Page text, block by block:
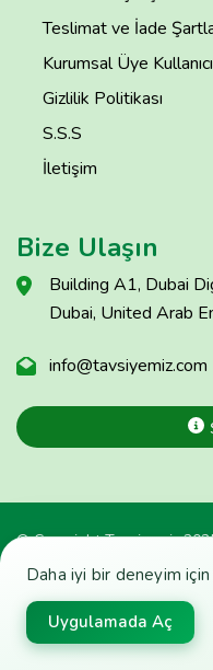
Daha iyi bir deneyim için
Uygulamada Aç
Teslimat ve İade
Kurumsal Üye
Gizlilik Politikası
S.S.S
İletişim
Bize Ulaşın
Building A1, Dubai
Dubai, United Arab
info@tavsiyemiz.com
© Copyright Tavsiyemiz